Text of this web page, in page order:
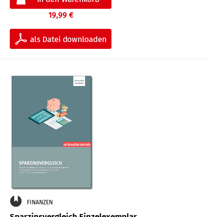
19,99 €
FINANZEN